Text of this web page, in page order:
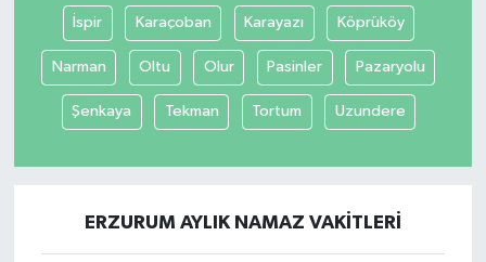
İspir Karaçoban Karayazı Köprüköy
Narman Oltu Olur Pasinler Pazaryolu
Şenkaya Tekman Tortum Uzundere
ERZURUM AYLIK NAMAZ VAKITLERI